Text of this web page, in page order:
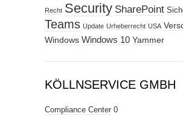
Recht Security SharePoint
Teams Update Urheberrecht USA
Windows Windows 10 Yammer
KÖLLNSERVICE GMBH
Compliance Center 0